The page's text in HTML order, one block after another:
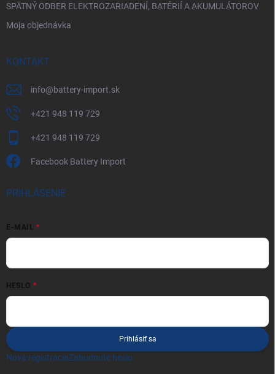
SPÄTNÝ ODBER ELEKTROZARIADENÍ, BATÉRIÍ A AKUMULÁTOROV
Moja objednávka
KONTAKT
info@battery-import.sk
+421 948 119 729
+421 948 119 729
Facebook Battery Import
PRIHLÁSENIE
E-MAIL
HESLO
Prihlásiť sa
Nová registráciaZabudnuté heslo